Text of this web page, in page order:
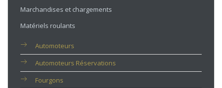
Marchandises et chargements
Matériels roulants
Automoteurs
Automoteurs Réservations
Fourgons